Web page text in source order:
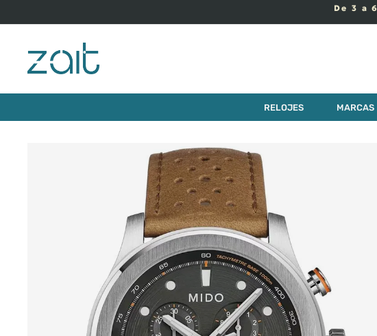
De 3 a
RELOJES MARCAS
RELOJ MIDO MULTIFORT CHRONOGRAPH 42MM